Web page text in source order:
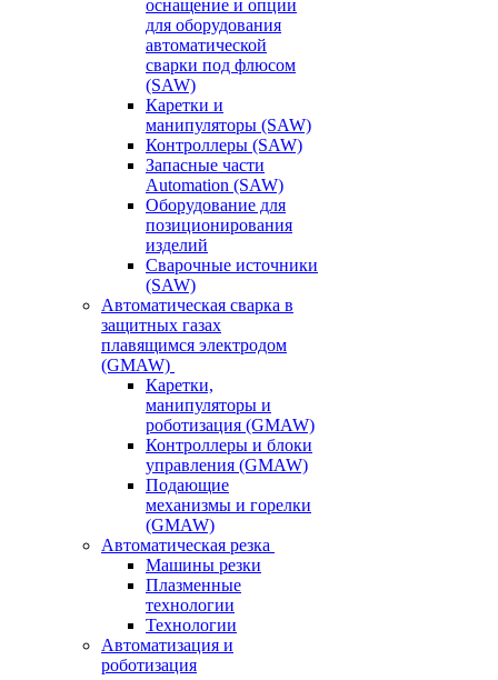
оснащение и опции
для оборудования
автоматической
сварки под флюсом
(SAW)
Каретки и
манипуляторы (SAW)
Контроллеры (SAW)
Запасные части
Automation (SAW)
Оборудование для
позиционирования
изделий
Сварочные источники
(SAW)
Автоматическая сварка в
защитных газах
плавящимся электродом
(GMAW)
Каретки,
манипуляторы и
роботизация (GMAW)
Контроллеры и блоки
управления (GMAW)
Подающие
механизмы и горелки
(GMAW)
Автоматическая резка
Машины резки
Плазменные
технологии
Технологии
Автоматизация и
роботизация